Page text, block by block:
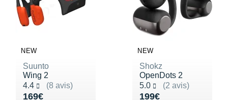
NEW
Suunto
Wing 2
4.4
(8 avis)
Noté 4.4 sur 5
169€
Vendu 169€
NEW
Shokz
OpenDots 2
5.0
(2 avis)
Noté 5.0 sur 5
199€
Vendu 199€